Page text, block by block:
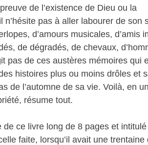
de l’existence de Dieu ou la
pas à aller labourer de
d’amours musicales, d’amis
de dégradés, de chevaux,
pas de ces austères mémoires
histoires plus ou moins drôles et
de l’automne de sa vie. Voilà, en
résume tout.
ce livre long de 8 pages et
faite, lorsqu’il avait une